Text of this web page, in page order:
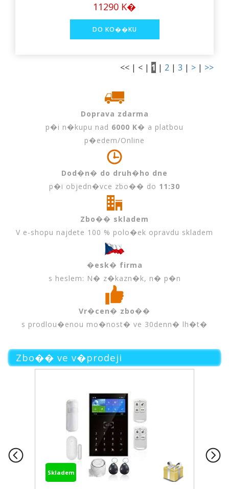
11290 K�
<< | < | 1 | 2 | 3 | > | >>
Doprava zdarma
p�i n�kupu nad 6000 K� a platbou
p�edem/Online
Dod�n� do druh�ho dne
p�i objedn�vce zbo�� do 11:30
Zbo�� skladem
V e-shopu najdete 100 % polo�ek opravdu skladem
�esk� firma
s heslem: N� z�kazn�k, n� p�n
Vr�cen� zbo��
s prodlou�enou mo�nost� ve 30denn� lh�t�
Zbo�� ve v�prodeji